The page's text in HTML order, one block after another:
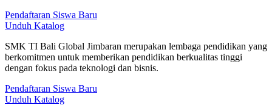
Pendaftaran Siswa Baru
Unduh Katalog
SMK TI Bali Global Jimbaran merupakan lembaga pendidikan yang
berkomitmen untuk memberikan pendidikan berkualitas tinggi
dengan fokus pada teknologi dan bisnis.
Pendaftaran Siswa Baru
Unduh Katalog